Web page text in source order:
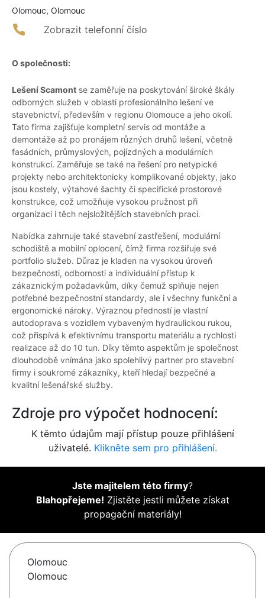
Olomouc, Olomouc
Zobrazit telefonní číslo
O společnosti:
Lešení Scamont se zaměřuje na poskytování široké škály
odborných služeb v oblasti profesionálního lešení ve
stavebnictví, především v regionu Olomouce a jeho okolí.
Tato firma zajišťuje kompletní servis od montáže a
demontáže až po pronájem různých druhů lešení, včetně
fasádních, průmyslových, pojízdných a modulárních
konstrukcí. Zaměřuje se také na řešení pro netypické
projekty nebo architektonicky komplikované objekty, jako
jsou kostely, výtahové šachty či specifické prostorové
konstrukce, což umožňuje vysokou pružnost při
organizaci i těch nejsložitějších stavebních prací.
Nabídka zahrnuje také stavební zastřešení, modulární
schodiště a mobilní oplocení, čímž firma rozšiřuje své
portfolio služeb. Důraz je kladen na vysokou úroveň
bezpečnosti, odbornosti a individuální přístup k
zákaznickým požadavkům, díky čemuž splňuje nejen
potřebné bezpečnostní standardy, ale i všechny funkční a
ergonomické nároky. Výraznou předností je vlastní
autodoprava s vozidlem vybaveným hydraulickou rukou,
což přispívá k efektivnímu transportu materiálu a rychlosti
realizace až do 10 tun. Díky těmto aspektům je společnost
dlouhodobě vnímána jako spolehlivý partner pro stavební
firmy i soukromé zákazníky, kteří hledají bezpečné a
kvalitní lešenářské služby.
Zdroje pro výpočet hodnocení:
K těmto údajům mají přístup pouze přihlášení
uživatelé. Klikněte sem pro přihlášení.
Jste majitelem této firmy?
Blahopřejeme! Zjistěte jestli můžete získat
propagační materiály!
Olomouc
Olomouc